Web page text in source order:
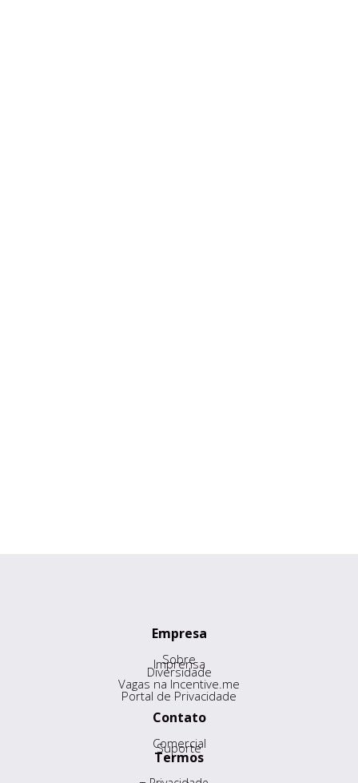
Empresa
Sobre
Imprensa
Diversidade
Vagas na Incentive.me
Portal de Privacidade
Contato
Comercial
Suporte
Termos